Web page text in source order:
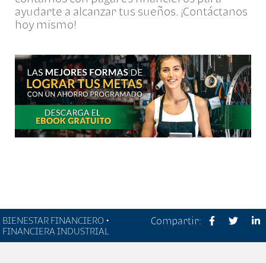
ayudarte a alcanzar tus sueños. ¡Contáctanos
hoy mismo!
BIENESTAR FINANCIERO •
FINANCIERA INDUSTRIAL
Compartir: